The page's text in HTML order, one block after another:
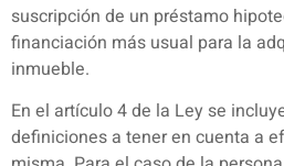
suscripción de un préstamo
financiación más usual para la
inmueble.
En el artículo 4 de la Ley se
definiciones a tener en cuenta a